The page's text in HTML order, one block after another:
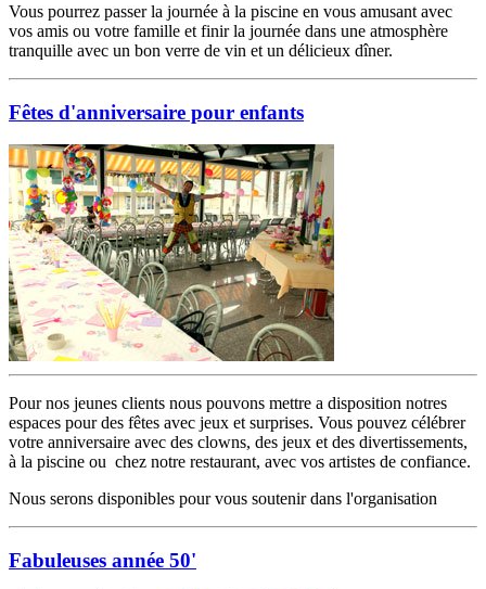
Vous pourrez passer la journée à la piscine en vous amusant avec
vos amis ou votre famille et finir la journée dans une atmosphère
tranquille avec un bon verre de vin et un délicieux dîner.
Fêtes d'anniversaire pour enfants
Pour nos jeunes clients nous pouvons mettre a disposition notres
espaces pour des fêtes avec jeux et surprises. Vous pouvez célébrer
votre anniversaire avec des clowns, des jeux et des divertissements,
à la piscine ou chez notre restaurant, avec vos artistes de confiance.
Nous serons disponibles pour vous soutenir dans l'organisation
Fabuleuses année 50'